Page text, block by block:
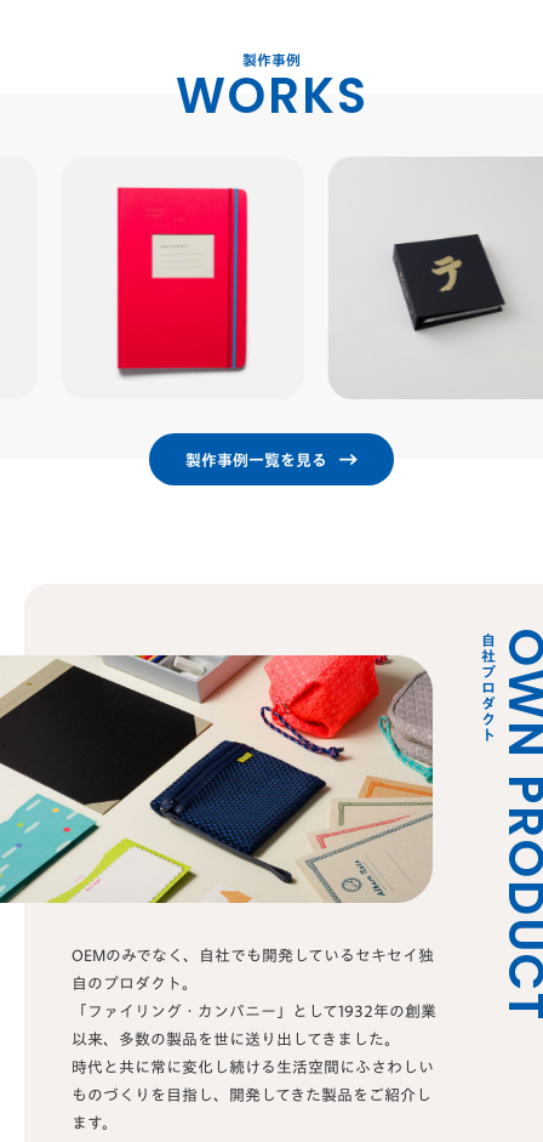
製作事例
WORKS
製作事例一覧を見る
OWN
自社プロダクト
OEMのみでなく、自社でも開発しているセキセイ独
自のプロダクト。
「ファイリング・カンパニー」として1932年の創業
以来、多数の製品を世に送り出してきました。
時代と共に常に変化し続ける生活空間にふさわしい
ものづくりを目指し、開発してきた製品をご紹介し
ます。